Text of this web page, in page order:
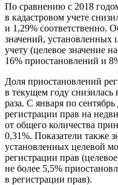
По сравнению с 2018
в кадастровом учете
и 1,29% соответственно.
значений, установленных
учету (целевое значение
16% приостановлений и
Доля приостановлений
в текущем году снизилась
раза. С января по
регистрации прав на
от общего количества
0,31%. Показатели также
установленных целевой
регистрации прав
не более 5,5%
в регистрации прав).